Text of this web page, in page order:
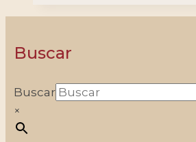
Buscar
Buscar
×